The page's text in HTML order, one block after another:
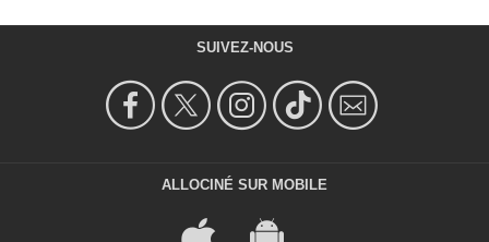
SUIVEZ-NOUS
ALLOCINÉ SUR MOBILE